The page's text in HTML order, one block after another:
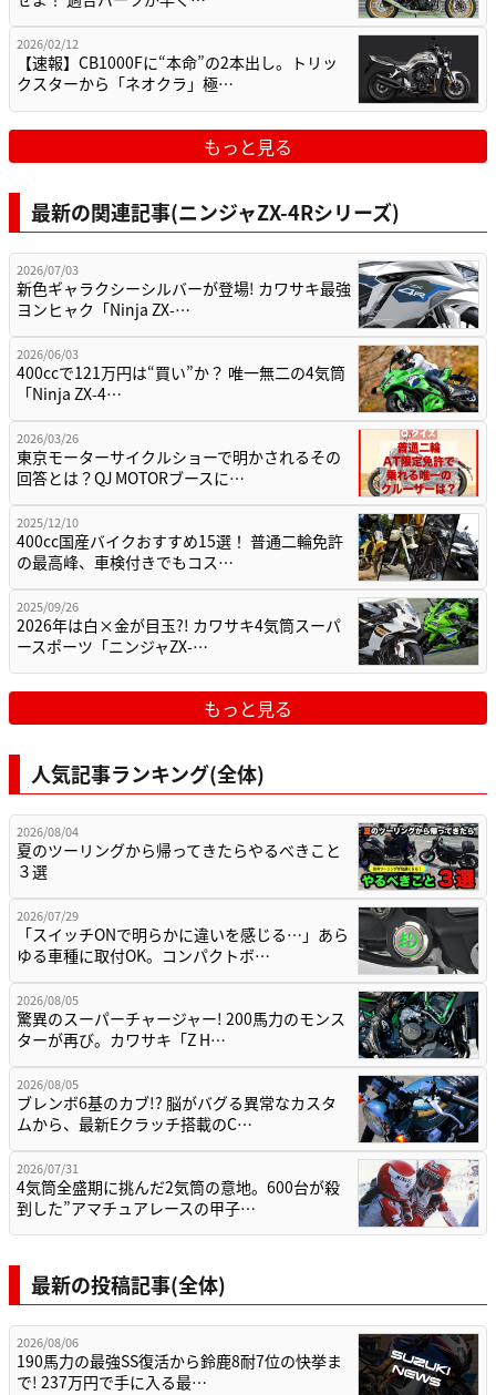
2026/02/12
【速報】CB1000Fに“本命”の2本出し。トリッ
クスターから「ネオクラ」極…
もっと見る
最新の関連記事(ニンジャZX-4Rシリーズ)
2026/07/03
新色ギャラクシーシルバーが登場! カワサキ最強
ヨンヒャク「Ninja ZX-…
2026/06/03
400ccで121万円は“買い”か？ 唯一無二の4気筒
「Ninja ZX-4…
2026/03/26
東京モーターサイクルショーで明かされるその
回答とは？QJ MOTORブースに…
2025/12/10
400cc国産バイクおすすめ15選！ 普通二輪免許
の最高峰、車検付きでもコス…
2025/09/26
2026年は白×金が目玉?! カワサキ4気筒スーパ
ースポーツ「ニンジャZX-…
もっと見る
人気記事ランキング(全体)
2026/08/04
夏のツーリングから帰ってきたらやるべきこと
３選
2026/07/29
「スイッチONで明らかに違いを感じる…」あら
ゆる車種に取付OK。コンパクトボ…
2026/08/05
驚異のスーパーチャージャー! 200馬力のモンス
ターが再び。カワサキ「Z H…
2026/08/05
ブレンボ6基のカブ!? 脳がバグる異常なカスタ
ムから、最新Eクラッチ搭載のC…
2026/07/31
4気筒全盛期に挑んだ2気筒の意地。600台が殺
到した”アマチュアレースの甲子…
最新の投稿記事(全体)
2026/08/06
190馬力の最強SS復活から鈴鹿8耐7位の快挙ま
で! 237万円で手に入る最…